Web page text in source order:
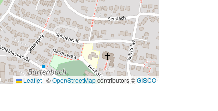
Leaflet | ©OpenStreetMapcontributors ©GISCO